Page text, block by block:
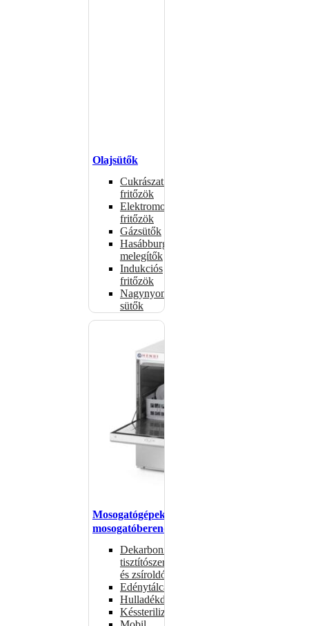
Olajsütők
Cukrászati
fritőzök
Elektromos
fritőzök
Gázsütők
Hasábburgonya
melegítők
Indukciós
fritőzök
Nagynyomású
sütők
Mosogatógépek,
mosogatóberendezések
Dekarbonizáló
tisztítószerek
és zsíroldók
Edénytálcák
Hulladékdarálók
Késsterilizátorok